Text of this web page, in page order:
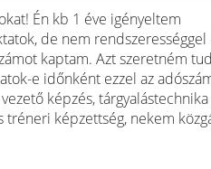
Én kb 1 éve igényeltem
de nem rendszerességgel
kaptam. Azt szeretném
e időnként ezzel az
képzés,
képzettség, nekem